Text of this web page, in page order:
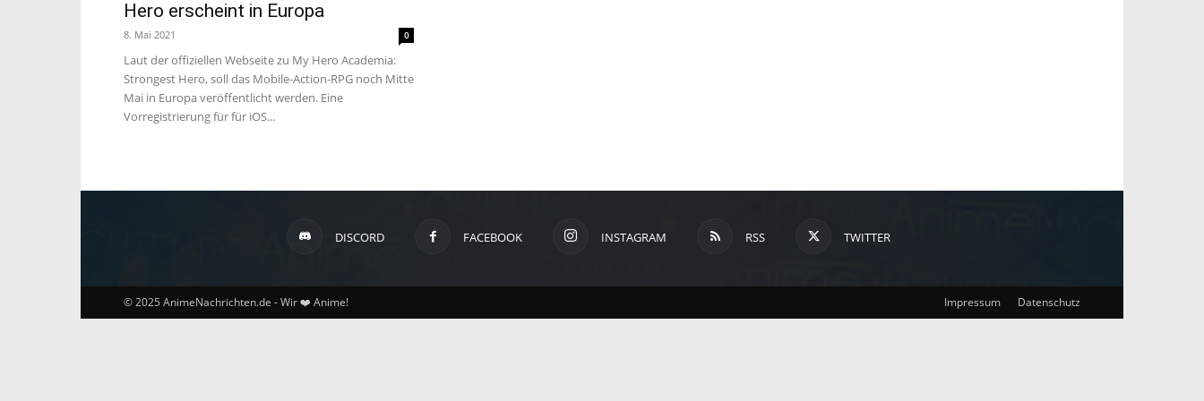
Hero erscheint in Europa
8. Mai 2021 0
Laut der offiziellen Webseite zu My Hero Academia:
Strongest Hero, soll das Mobile-Action-RPG noch Mitte
Mai in Europa veröffentlicht werden. Eine
Vorregistrierung für für iOS...
DISCORD FACEBOOK INSTAGRAM RSS TWITTER
Impressum Datenschutz
© 2025 AnimeNachrichten.de - Wir ❤️ Anime!